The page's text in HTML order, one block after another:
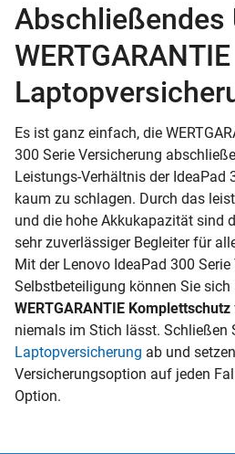
Abschließendes
WERTGARANTIE
Es ist ganz einfach, die
300 Serie Versicherung
Leistungs-Verhältnis der IdeaPad
kaum zu schlagen. Durch das
und die hohe Akkukapazität sind
sehr zuverlässiger Begleiter für
Mit der Lenovo IdeaPad 300
Selbstbeteiligung können Sie sich
WERTGARANTIE Komplettschutz
niemals im Stich lässt. Schließen
Laptopversicherung ab und
Versicherungsoption auf jeden
Option.